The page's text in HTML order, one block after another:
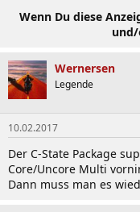
Wenn Du diese
und/
Wernersen
Legende
10.02.2017
Der C-State Package
Core/Uncore Multi
Dann muss man es